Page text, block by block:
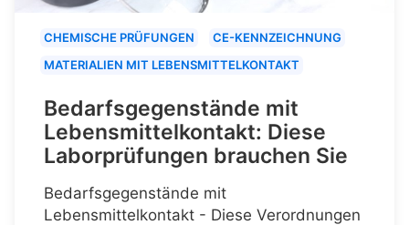
CHEMISCHE PRÜFUNGEN
CE-KENNZEICHNUNG
MATERIALIEN MIT LEBENSMITTELKONTAKT
Bedarfsgegenstände mit
Lebensmittelkontakt: Diese
Laborprüfungen brauchen Sie
Bedarfsgegenstände mit
Lebensmittelkontakt - Diese Verordnungen